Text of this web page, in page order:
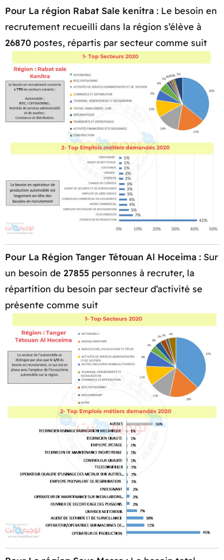
Pour La région Rabat Sale kenitra : Le besoin en
recrutement recueilli dans la région s’élève à
26870 postes, répartis par secteur comme suit​
Pour La Région Tanger Tétouan Al Hoceima : Sur
un besoin de 27855 personnes à recruter, la
répartition du besoin par secteur d’activité se
présente comme suit​